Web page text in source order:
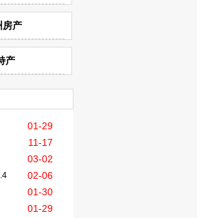
房产
产
01-29
11-17
03-02
02-06
01-30
01-29